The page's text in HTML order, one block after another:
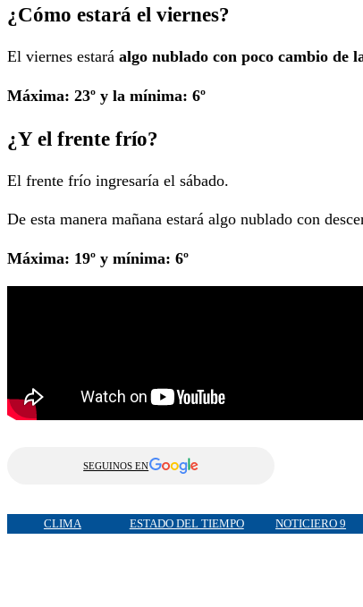
¿Cómo estará el viernes?
El viernes estará algo nublado con poco cambio de
Máxima: 23º y la mínima: 6º
¿Y el frente frío?
El frente frío ingresaría el sábado.
De esta manera mañana estará algo nublado con
Máxima: 19º y mínima: 6º
SEGUINOS EN
CLIMA ESTADO DEL TIEMPO NOTICIERO 9